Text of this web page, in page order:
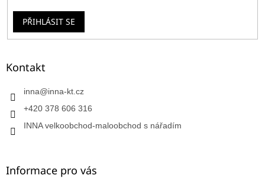
PŘIHLÁSIT SE
Kontakt
inna@inna-kt.cz
+420 378 606 316
INNA velkoobchod-maloobchod s nářadím
Informace pro vás